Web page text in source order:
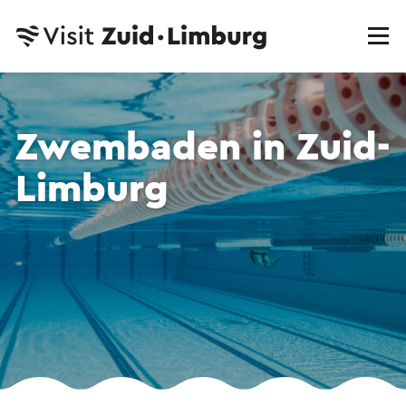
Zwembaden in Zuid-
Limburg